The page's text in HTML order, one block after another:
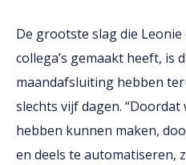
De grootste slag die
collega’s gemaakt heeft, is
maandafsluiting hebben
slechts vijf dagen.
hebben kunnen maken,
en deels te automatiseren,